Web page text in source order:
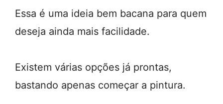
Essa é uma ideia bem bacana para quem
deseja ainda mais facilidade.
Existem várias opções já prontas,
bastando apenas começar a pintura.